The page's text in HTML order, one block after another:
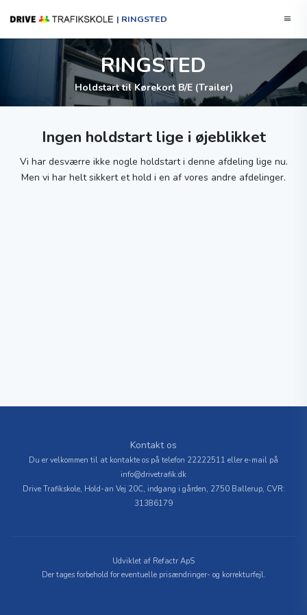
| RINGSTED
RINGSTED
Holdstart til Kørekort B/E (Trailer)
Ingen holdstart lige i øjeblikket
Vi har desværre ikke nogle holdstart i denne afdeling lige nu.
Men vi har helt sikkert et hold i en af vores andre afdelinger.
Kontakt os
Du er velkommen til at kontakte os på telefon 22222511 eller e-mail på
info@drivetrafik.dk
Drive Trafikskole, Hold-an Vej 20C, indgang i gården, 2750 Ballerup, CVR:
31386179
Udviklet af Refactr ApS
Der tages forbehold for eventuelle prisændringer- og korrekturfejl.